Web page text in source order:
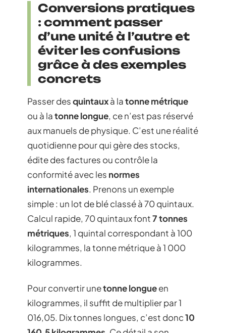
Conversions pratiques
: comment passer
d’une unité à l’autre et
éviter les confusions
grâce à des exemples
concrets
Passer desquintauxà latonne métrique
ou à latonne longue, ce n’est pas réservé
aux manuels de physique. C’est une réalité
quotidienne pour qui gère des stocks,
édite des factures ou contrôle la
conformité avec les normes
internationales. Prenons un exemple
simple : un lot de blé classé à 70 quintaux.
Calcul rapide, 70 quintaux font7 tonnes
métriques, 1 quintal correspondant à 100
kilogrammes, la tonne métrique à 1 000
kilogrammes.
Pour convertir unetonne longueen
kilogrammes, il suffit de multiplier par 1
016,05. Dix tonnes longues, c’est donc10